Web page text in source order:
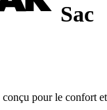
Sac
pour le confort et